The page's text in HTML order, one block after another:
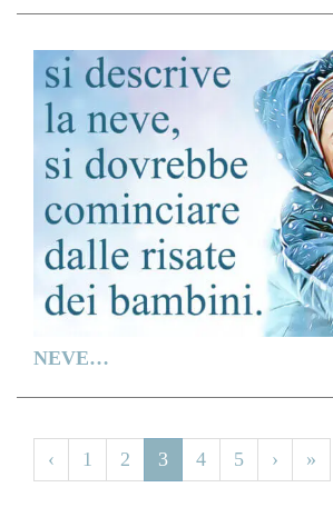
NEVE…
‹ 1 2 3 4 5 › »